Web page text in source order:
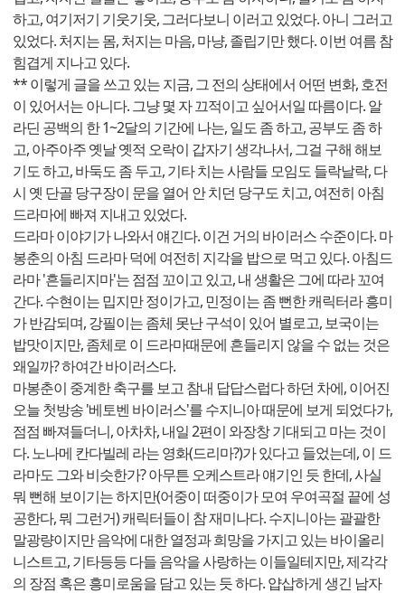
하고, 여기저기 기웃기웃, 그러다보니 이러고 있었다. 아니 그러고
있었다. 처지는 몸, 처지는 마음, 마냥, 졸립기만 했다. 이번 여름 참
힘겹게 지나고 있다.
** 이렇게 글을 쓰고 있는 지금, 그 전의 상태에서 어떤 변화, 호전
이 있어서는 아니다. 그냥 몇 자 끄적이고 싶어서일 따름이다. 알
라딘 공백의 한 1~2달의 기간에 나는, 일도 좀 하고, 공부도 좀 하
고, 아주아주 옛날 옛적 오락이 갑자기 생각나서, 그걸 구해 해보
기도 하고, 바둑도 좀 두고, 기타 치는 사람들 모임도 들락날락, 다
시 옛 단골 당구장이 문을 열어 안 치던 당구도 치고, 여전히 아침
드라마에 빠져 지내고 있었다.
드라마 이야기가 나와서 얘긴다. 이건 거의 바이러스 수준이다. 마
봉춘의 아침 드라마 덕에 여전히 지각을 밥으로 먹고 있다. 아침드
라마 '흔들리지마'는 점점 꼬이고 있고, 내 생활은 그에 따라 꼬여
간다. 수현이는 밉지만 정이가고, 민정이는 좀 뻔한 캐릭터라 흥미
가 반감되며, 강필이는 좀체 못난 구석이 있어 별로고, 보국이는
밥맛이지만, 좀체로 이 드라마때문에 흔들리지 않을 수 없는 것은
왜일까? 하여간 바이러스다.
마봉춘이 중계한 축구를 보고 참내 답답스럽다 하던 차에, 이어진
오늘 첫방송 '베토벤 바이러스'를 수지니아 때문에 보게 되었다가,
점점 빠져들더니, 아차차, 내일 2편이 와장창 기대되고 마는 것이
다. 노나메 칸다빌레 라는 영화(드리마?)가 있다고 들었는데, 이 드
라마도 그와 비슷한가? 아무튼 오케스트라 얘기인 듯 한데, 사실
뭐 뻔해 보이기는 하지만(어중이 떠중이가 모여 우여곡절 끝에 성
공한다, 뭐 그런거) 캐릭터들이 참 재미나다. 수지니아는 괄괄한
말광량이지만 음악에 대한 열정과 희망을 가지고 있는 바이올리
니스트고, 기타등등 다들 음악을 사랑하는 이들일테지만, 제각각
의 장점 혹은 흥미로움을 담고 있는 듯 하다. 얍삽하게 생긴 남자